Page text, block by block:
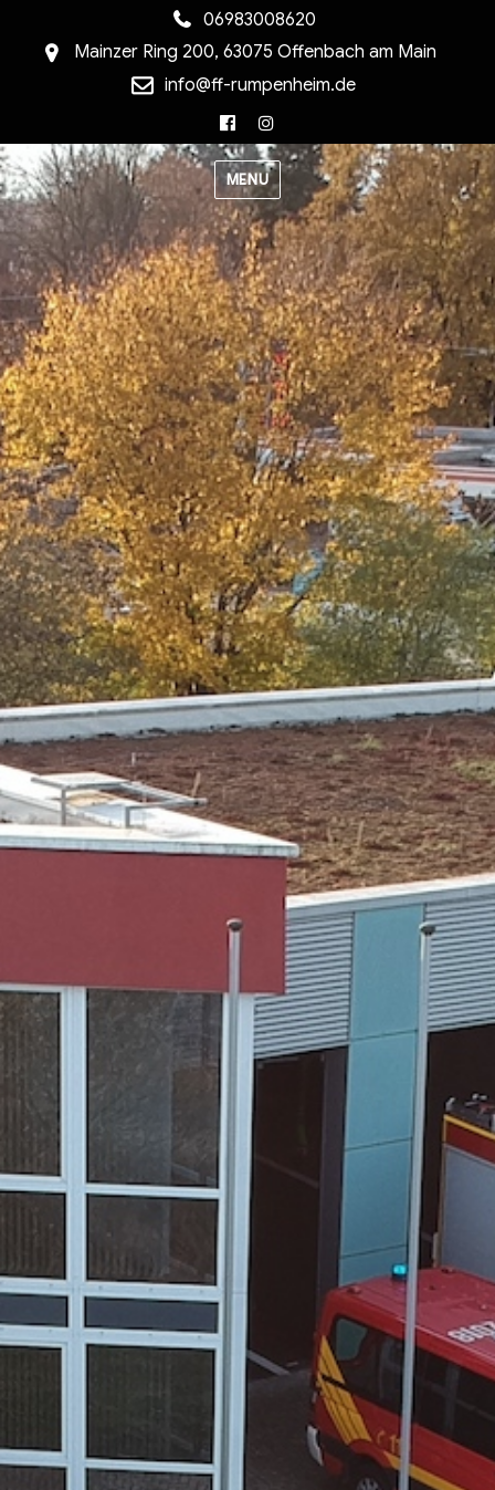
06983008620
Mainzer Ring 200, 63075 Offenbach am Main
info@ff-rumpenheim.de
Facebook
MENU